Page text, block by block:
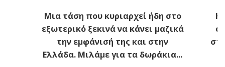
Μια τάση που κυριαρχεί ήδη στο
εξωτερικό ξεκινά να κάνει μαζικά
την εμφάνισή της και στην
Ελλάδα. Μιλάμε για τα δωράκια...
Η